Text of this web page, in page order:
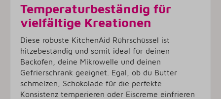
Temperaturbeständig für
vielfältige Kreationen
Diese robuste KitchenAid Rührschüssel ist
hitzebeständig und somit ideal für deinen
Backofen, deine Mikrowelle und deinen
Gefrierschrank geeignet. Egal, ob du Butter
schmelzen, Schokolade für die perfekte
Konsistenz temperieren oder Eiscreme einfrieren